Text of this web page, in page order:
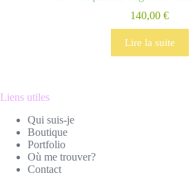
140,00€
Lire la suite
Liens utiles
Qui suis-je
Boutique
Portfolio
Où me trouver?
Contact